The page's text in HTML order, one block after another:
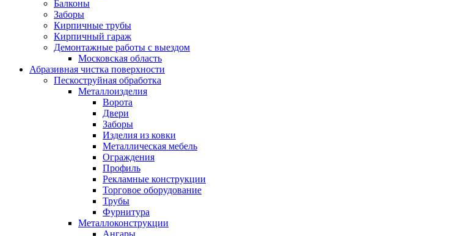
Балконы
Заборы
Кирпичные трубы
Кирпичный гараж
Демонтажные работы с выездом
Московская область
Абразивная чистка поверхности
Пескоструйная обработка
Металлоизделия
Ворота
Двери
Заборы
Изделия из ковки
Металлическая мебель
Ограждения
Профиль
Рекламные конструкции
Торговое оборудование
Трубы
Фурнитура
Металлоконструкции
Ангары